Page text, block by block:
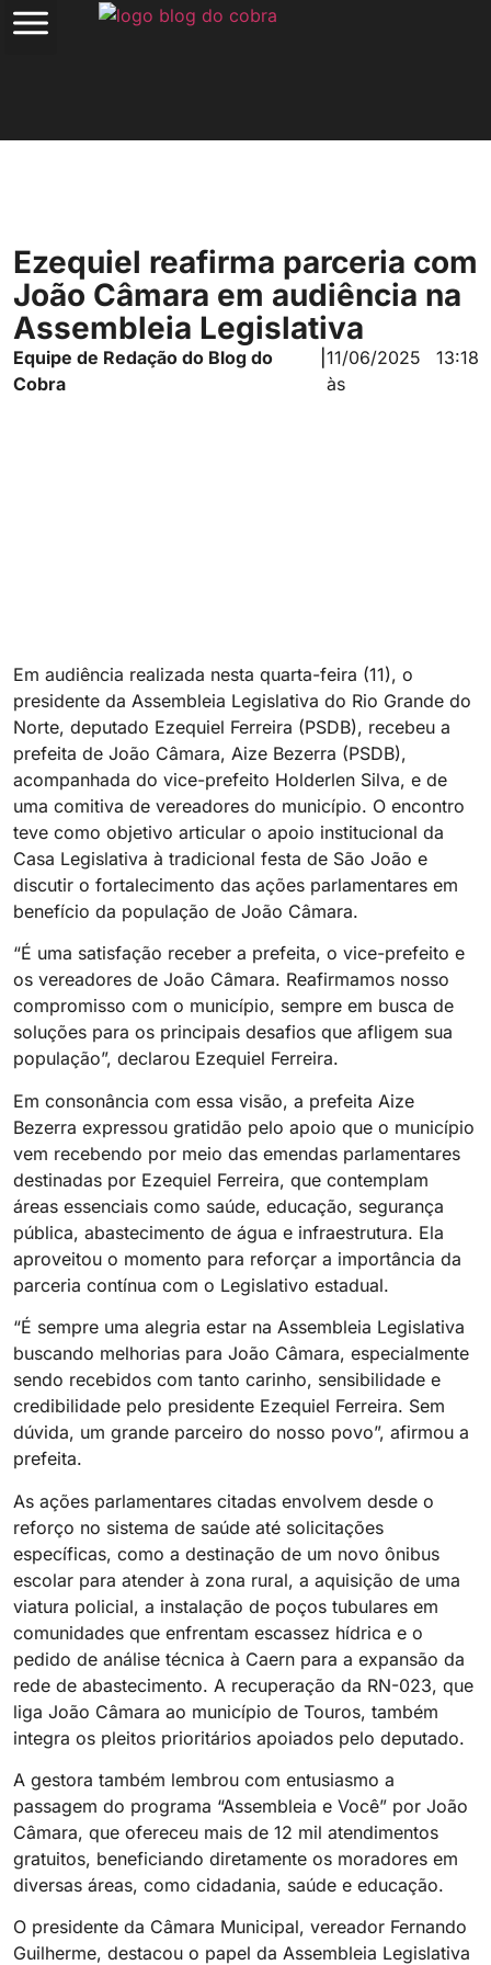
Ezequiel reafirma parceria com
João Câmara em audiência na
Assembleia Legislativa
Equipe de Redação do Blog do
Cobra
|11/06/2025
às
13:18
Em audiência realizada nesta quarta-feira (11), o
presidente da Assembleia Legislativa do Rio Grande do
Norte, deputado Ezequiel Ferreira (PSDB), recebeu a
prefeita de João Câmara, Aize Bezerra (PSDB),
acompanhada do vice-prefeito Holderlen Silva, e de
uma comitiva de vereadores do município. O encontro
teve como objetivo articular o apoio institucional da
Casa Legislativa à tradicional festa de São João e
discutir o fortalecimento das ações parlamentares em
benefício da população de João Câmara.
“É uma satisfação receber a prefeita, o vice-prefeito e
os vereadores de João Câmara. Reafirmamos nosso
compromisso com o município, sempre em busca de
soluções para os principais desafios que afligem sua
população”, declarou Ezequiel Ferreira.
Em consonância com essa visão, a prefeita Aize
Bezerra expressou gratidão pelo apoio que o município
vem recebendo por meio das emendas parlamentares
destinadas por Ezequiel Ferreira, que contemplam
áreas essenciais como saúde, educação, segurança
pública, abastecimento de água e infraestrutura. Ela
aproveitou o momento para reforçar a importância da
parceria contínua com o Legislativo estadual.
“É sempre uma alegria estar na Assembleia Legislativa
buscando melhorias para João Câmara, especialmente
sendo recebidos com tanto carinho, sensibilidade e
credibilidade pelo presidente Ezequiel Ferreira. Sem
dúvida, um grande parceiro do nosso povo”, afirmou a
prefeita.
As ações parlamentares citadas envolvem desde o
reforço no sistema de saúde até solicitações
específicas, como a destinação de um novo ônibus
escolar para atender à zona rural, a aquisição de uma
viatura policial, a instalação de poços tubulares em
comunidades que enfrentam escassez hídrica e o
pedido de análise técnica à Caern para a expansão da
rede de abastecimento. A recuperação da RN-023, que
liga João Câmara ao município de Touros, também
integra os pleitos prioritários apoiados pelo deputado.
A gestora também lembrou com entusiasmo a
passagem do programa “Assembleia e Você” por João
Câmara, que ofereceu mais de 12 mil atendimentos
gratuitos, beneficiando diretamente os moradores em
diversas áreas, como cidadania, saúde e educação.
O presidente da Câmara Municipal, vereador Fernando
Guilherme, destacou o papel da Assembleia Legislativa